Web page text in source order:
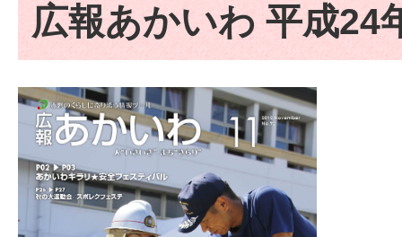
広報あかいわ 平成24